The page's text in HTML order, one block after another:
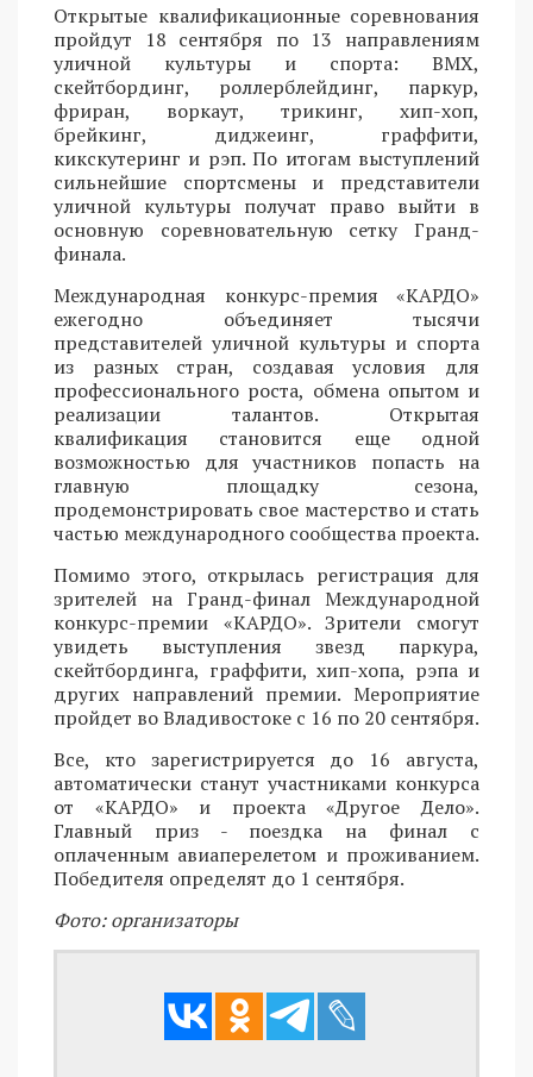
Открытые квалификационные соревнования
пройдут 18 сентября по 13 направлениям
уличной культуры и спорта: BMX,
скейтбординг, роллерблейдинг, паркур,
фриран, воркаут, трикинг, хип-хоп,
брейкинг, диджеинг, граффити,
кикскутеринг и рэп. По итогам выступлений
сильнейшие спортсмены и представители
уличной культуры получат право выйти в
основную соревновательную сетку Гранд-
финала.
Международная конкурс-премия «КАРДО»
ежегодно объединяет тысячи
представителей уличной культуры и спорта
из разных стран, создавая условия для
профессионального роста, обмена опытом и
реализации талантов. Открытая
квалификация становится еще одной
возможностью для участников попасть на
главную площадку сезона,
продемонстрировать свое мастерство и стать
частью международного сообщества проекта.
Помимо этого, открылась регистрация для
зрителей на Гранд-финал Международной
конкурс-премии «КАРДО». Зрители смогут
увидеть выступления звезд паркура,
скейтбординга, граффити, хип-хопа, рэпа и
других направлений премии. Мероприятие
пройдет во Владивостоке с 16 по 20 сентября.
Все, кто зарегистрируется до 16 августа,
автоматически станут участниками конкурса
от «КАРДО» и проекта «Другое Дело».
Главный приз - поездка на финал с
оплаченным авиаперелетом и проживанием.
Победителя определят до 1 сентября.
Фото: организаторы